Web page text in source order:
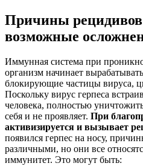
Причины рецидивов
возможные
Иммунная система при
организм начинает
блокирующие частицы вируса,
Поскольку вирус герпеса
человека, полностью
себя и не проявляет. При
активизируется и вызывает
появился герпес на носу,
различными, но они все
иммунитет. Это могут быть: